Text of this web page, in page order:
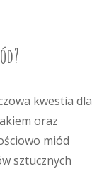
kwestia dla
oraz
miód
sztucznych